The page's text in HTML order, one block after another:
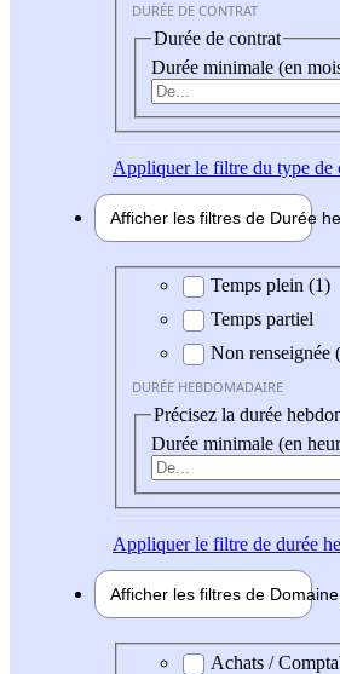
DURÉE DE CONTRAT
Durée de contrat
Durée minimale (en
Appliquerle filtre du type de
Afficher les filtres de Durée
Durée hebdomadaire
Temps plein (1)
Temps partiel
Non renseignée
DURÉE HEBDOMADAIRE
Précisez la durée
Durée minimale (en
Appliquerle filtre de durée
Afficher les filtres de
Domaine professionel
Achats /